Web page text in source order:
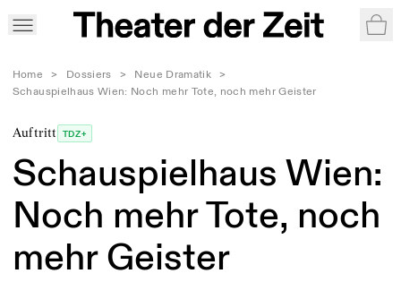
Home > Dossiers > Neue Dramatik
>
Schauspielhaus Wien: Noch mehr Tote, noch mehr Geister
Auftritt TDZ+
Schauspielhaus Wien:
Noch mehr Tote, noch
mehr Geister